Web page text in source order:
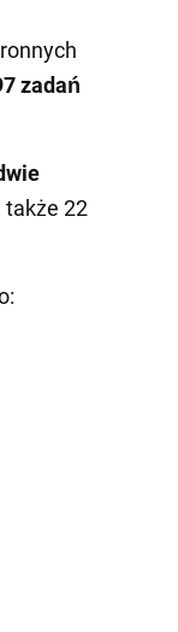
zadań
także 22